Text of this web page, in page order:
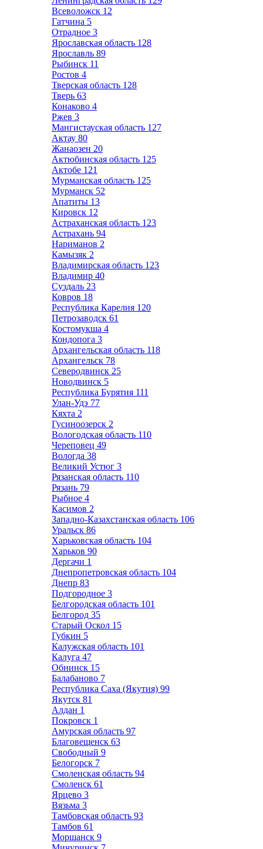
Всеволожск 12
Гатчина 5
Отрадное 3
Ярославская область 128
Ярославль 89
Рыбинск 11
Ростов 4
Тверская область 128
Тверь 63
Конаково 4
Ржев 3
Мангистауская область 127
Актау 80
Жанаозен 20
Актюбинская область 125
Актобе 121
Мурманская область 125
Мурманск 52
Апатиты 13
Кировск 12
Астраханская область 123
Астрахань 94
Нариманов 2
Камызяк 2
Владимирская область 123
Владимир 40
Суздаль 23
Ковров 18
Республика Карелия 120
Петрозаводск 61
Костомукша 4
Кондопога 3
Архангельская область 118
Архангельск 78
Северодвинск 25
Новодвинск 5
Республика Бурятия 111
Улан-Удэ 77
Кяхта 2
Гусиноозерск 2
Вологодская область 110
Череповец 49
Вологда 38
Великий Устюг 3
Рязанская область 110
Рязань 79
Рыбное 4
Касимов 2
Западно-Казахстанская область 106
Уральск 86
Харьковская область 104
Харьков 90
Дергачи 1
Днепропетровская область 104
Днепр 83
Подгородное 3
Белгородская область 101
Белгород 35
Старый Оскол 15
Губкин 5
Калужская область 101
Калуга 47
Обнинск 15
Балабаново 7
Республика Саха (Якутия) 99
Якутск 81
Алдан 1
Покровск 1
Амурская область 97
Благовещенск 63
Свободный 9
Белогорск 7
Смоленская область 94
Смоленск 61
Ярцево 3
Вязьма 3
Тамбовская область 93
Тамбов 61
Моршанск 9